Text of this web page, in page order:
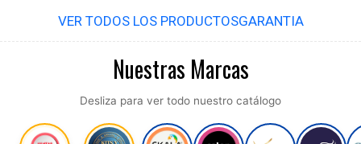
VER TODOS LOS PRODUCTOSGARANTIA
Nuestras Marcas
Desliza para ver todo nuestro catálogo